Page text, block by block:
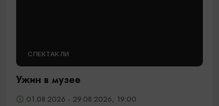
СПЕКТАКЛИ
Ужин в музее
01.08.2026 - 29.08.2026, 19:00